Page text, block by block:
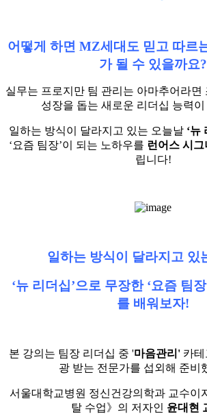
어떻게 하면 MZ세대도 믿고 따르
가 될 수 있을까요?
실무는 프로지만 팀 관리는 아마추어라면
성장을 돕는 새로운 리더십 능력
일하는 방식이 달라지고 있는 오늘날 ‘뉴
‘요즘 팀장’이 되는 노하우를 런어스 시그
립니다!
일하는 방식이 달라지고 있
‘뉴 리더십’으로 무장한 ‘요즘 팀
를 배워보자!
본 강의는 팀장 리더십 중 '마음관리'카테
광 받는 전문가를 섭외해 준비
서울대학교병원 정신건강의학과 교수이
탈 수업》의 저자인 윤대현